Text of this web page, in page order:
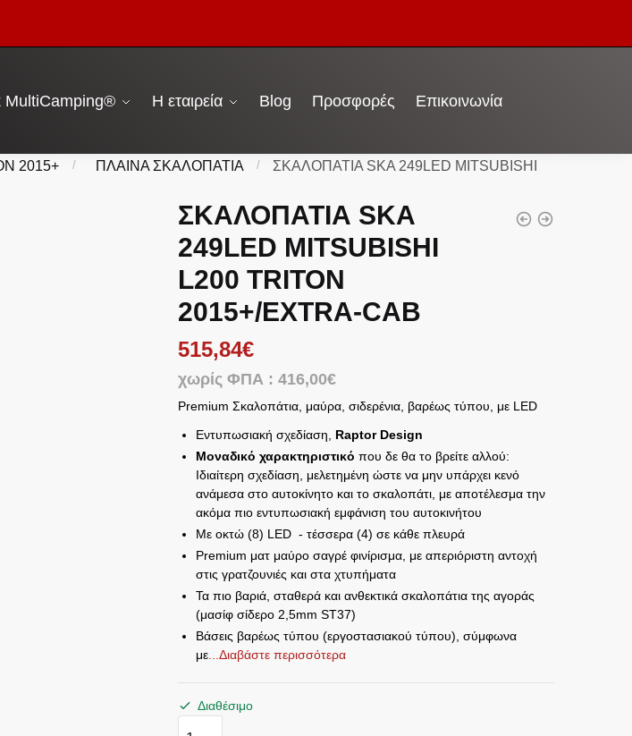
MultiCamping® Η εταιρεία Blog Προσφορές Επικοινωνία
2015+ / ΠΛΑΙΝΑ ΣΚΑΛΟΠΑΤΙΑ /
ΣΚΑΛΟΠΑΤΙΑ SKA 249LED MITSUBISHI
ΣΚΑΛΟΠΑΤΙΑ SKA
249LED MITSUBISHI
L200 TRITON
2015+/EXTRA-CAB
515,84€
χωρίς ΦΠΑ : 416,00€
Premium Σκαλοπάτια, μαύρα, σιδερένια, βαρέως τύπου, με LED
Εντυπωσιακή σχεδίαση, Raptor Design
Μοναδικό χαρακτηριστικό που δε θα το βρείτε αλλού:
Ιδιαίτερη σχεδίαση, μελετημένη ώστε να μην υπάρχει κενό
ανάμεσα στο αυτοκίνητο και το σκαλοπάτι, με αποτέλεσμα την
ακόμα πιο εντυπωσιακή εμφάνιση του αυτοκινήτου
Με οκτώ (8) LED - τέσσερα (4) σε κάθε πλευρά
Premium ματ μαύρο σαγρέ φινίρισμα, με απεριόριστη αντοχή
στις γρατζουνιές και στα χτυπήματα
Τα πιο βαριά, σταθερά και ανθεκτικά σκαλοπάτια της αγοράς
(μασίφ σίδερο 2,5mm ST37)
Βάσεις βαρέως τύπου (εργοστασιακού τύπου), σύμφωνα
με...Διαβάστε περισσότερα
Διαθέσιμο